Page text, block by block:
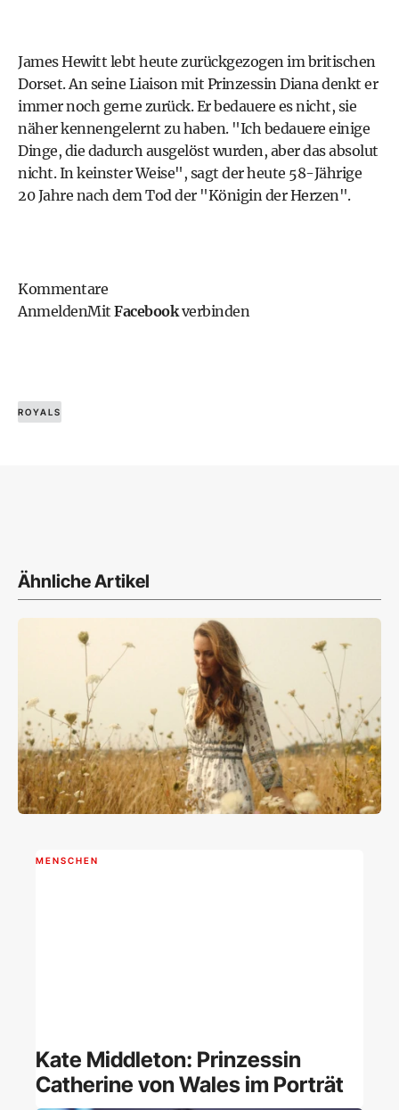
James Hewitt lebt heute zurückgezogen im britischen
Dorset. An seine Liaison mit Prinzessin Diana denkt er
immer noch gerne zurück. Er bedauere es nicht, sie
näher kennengelernt zu haben. "Ich bedauere einige
Dinge, die dadurch ausgelöst wurden, aber das absolut
nicht. In keinster Weise", sagt der heute 58-Jährige
20 Jahre nach dem Tod der "Königin der Herzen".
Kommentare
AnmeldenMit Facebookverbinden
ROYALS
Ähnliche Artikel
MENSCHEN
Kate Middleton: Prinzessin
Catherine von Wales im Porträt